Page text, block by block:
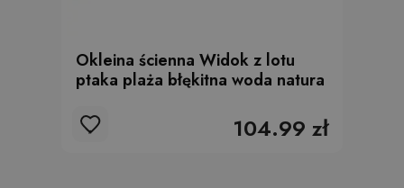
Okleina ścienna Widok z lotu
ptaka plaża błękitna woda natura
104.99 zł